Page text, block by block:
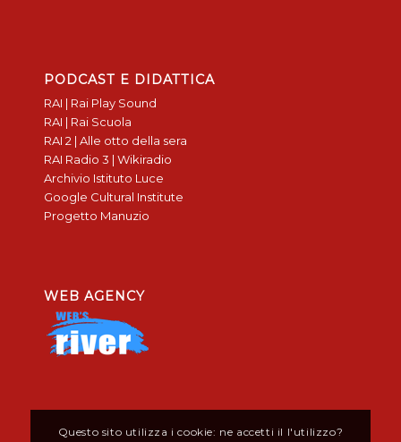
PODCAST E DIDATTICA
RAI | Rai Play Sound
RAI | Rai Scuola
RAI 2 | Alle otto della sera
RAI Radio 3 | Wikiradio
Archivio Istituto Luce
Google Cultural Institute
Progetto Manuzio
WEB AGENCY
Questo sito utilizza i cookie: ne accetti il l'utilizzo?